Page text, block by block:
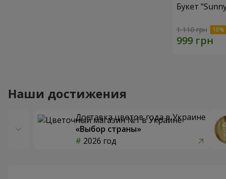
Букет
1 110 грн
Наши достижения
Доставка цветов года в Украине
«Выбор страны»
2026 год